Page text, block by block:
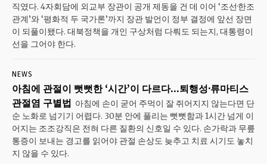
직였다. 4자회담에 외교부 장관이 공개 제동을 건 데 이어 ‘조선·한조
관계’와 ‘평화적 두 국가론’까지 장관 발언이 정부 결정에 앞선 장면
이 되풀이됐다. 대북정책을 개인 구상처럼 다뤄도 되는지, 대통령이
선을 그어야 한다.
NEWS
아침에 관절이 뻣뻣한 ‘시간’이 다르다…퇴행성·류마티스
관절염 구별법 아침에 손이 굳어 주먹이 잘 쥐어지지 않는다면 단
순 노화로 넘기기 어렵다. 30분 안에 풀리는 뻣뻣함과 1시간 넘게 이
어지는 조조강직은 전혀 다른 질환의 신호일 수 있다. 손가락과 무릎
통증이 보내는 경고를 읽어야 관절 손상도 늦추고 치료 시기도 놓치
지 않을 수 있다.